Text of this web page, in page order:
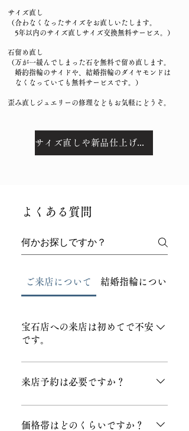
サイズ直し​
（合わなくなったサイズをお直しいたします。
5年以内のサイズ直しサイズ交換無料サービス。）
石留め直し
（万が一緩んでしまった石を無料で留め直します。
婚約指輪のサイドや、結婚指輪のダイヤモンドは
​ なくなっていても無料サービスです。）
歪み直しジュエリーの修理などもお気軽にどうぞ。
サイズ直しや新品仕上げなど、安心のアフターサービスについてはこちらをご覧ください。
よくある質問
ご来店について 結婚指輪について
宝石店への来店は初めてで不安
です。
強いご提案などは一切行っておりませ
申しつけ頂きますと控えますのでどう
ぞご安心くださいませ。また、ご来店
来店予約は必要ですか？
しかし特定のブランドや土日祝日など
価格帯はどのくらいですか？